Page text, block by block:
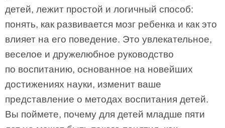
детей, лежит простой и логичный способ:
понять, как развивается мозг ребенка и как это
влияет на его поведение. Это увлекательное,
веселое и дружелюбное руководство
по воспитанию, основанное на новейших
достижениях науки, изменит ваше
представление о методах воспитания детей.
Вы поймете, почему для детей младше пяти